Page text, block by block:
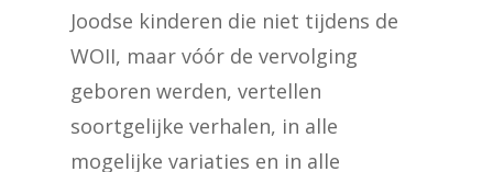
Joodse kinderen die niet tijdens de
WOII, maar vóór de vervolging
geboren werden, vertellen
soortgelijke verhalen, in alle
mogelijke variaties en in alle